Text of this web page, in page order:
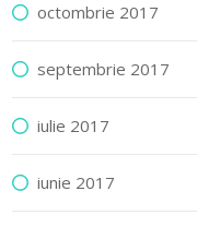
octombrie 2017
septembrie 2017
iulie 2017
iunie 2017